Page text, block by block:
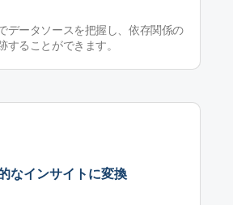
データソースを把握し、依存関係の
することができます。
なインサイトに変換